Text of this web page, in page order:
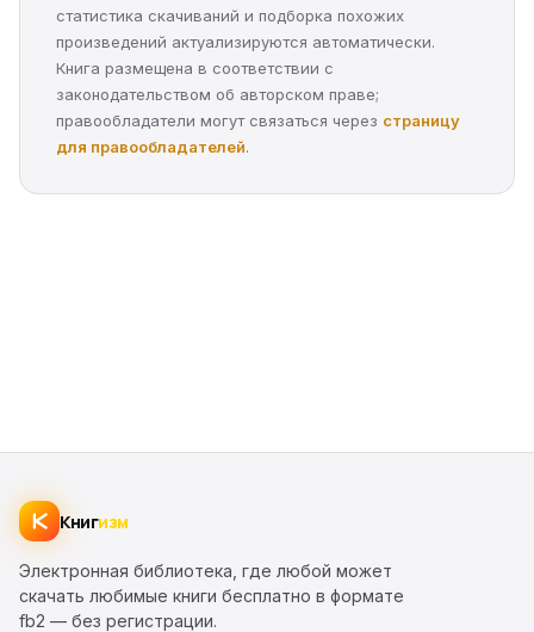
статистика скачиваний и подборка похожих
произведений актуализируются автоматически.
Книга размещена в соответствии с
законодательством об авторском праве;
правообладатели могут связаться через страницу
для правообладателей.
Книгизм
Электронная библиотека, где любой может
скачать любимые книги бесплатно в формате
fb2 — без регистрации.